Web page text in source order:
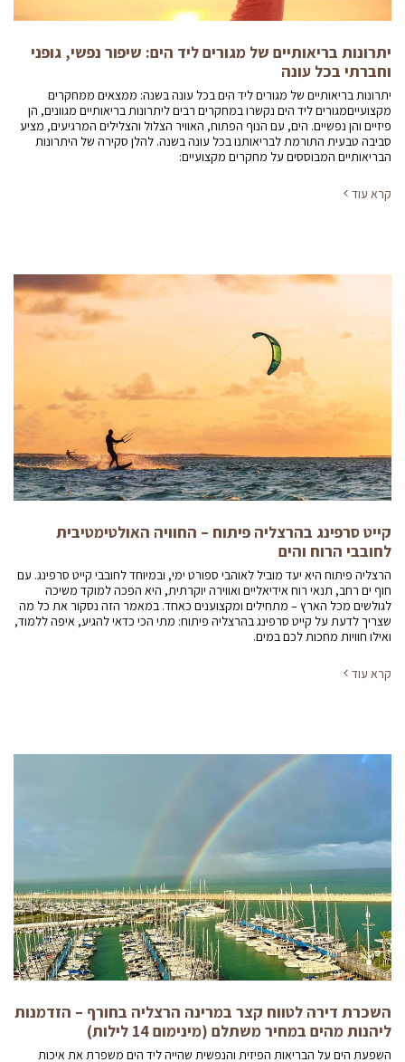
יתרונות בריאותיים של מגורים ליד הים: שיפור נפשי, גופני
וחברתי בכל עונה
יתרונות בריאותיים של מגורים ליד הים בכל עונה בשנה: ממצאים ממחקרים
מקצועייםמגורים ליד הים נקשרו במחקרים רבים ליתרונות בריאותיים מגוונים, הן
פיזיים והן נפשיים. הים, עם הנוף הפתוח, האוויר הצלול והצלילים המרגיעים, מציע
סביבה טבעית התורמת לבריאותנו בכל עונה בשנה. להלן סקירה של היתרונות
הבריאותיים המבוססים על מחקרים מקצועיים:
קרא עוד
קייט סרפינג בהרצליה פיתוח – החוויה האולטימטיבית
לחובבי הרוח והים
הרצליה פיתוח היא יעד מוביל לאוהבי ספורט ימי, ובמיוחד לחובבי קייט סרפינג. עם
חוף ים רחב, תנאי רוח אידיאליים ואווירה יוקרתית, היא הפכה למוקד משיכה
לגולשים מכל הארץ – מתחילים ומקצוענים כאחד. במאמר הזה נסקור את כל מה
שצריך לדעת על קייט סרפינג בהרצליה פיתוח: מתי הכי כדאי להגיע, איפה ללמוד,
ואילו חוויות מחכות לכם במים.
קרא עוד
השכרת דירה לטווח קצר במרינה הרצליה בחורף – הזדמנות
ליהנות מהים במחיר משתלם (מינימום 14 לילות)
השפעת הים על הבריאות הפיזית והנפשית שהייה ליד הים משפרת את איכות